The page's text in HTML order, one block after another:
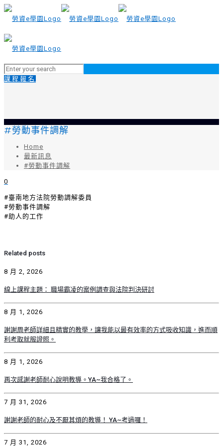
課程報名
#勞動事件調解
Home
最新訊息
#勞動事件調解
0
#臺南地方法院勞動調解委員
#勞動事件調解
#助人的工作
Related posts
8 月 2, 2026
線上課程主題： 職場霸凌的案例調查與法院判決研討
8 月 1, 2026
謝謝周老師詳細且精實的教學，讓我能以最有效率的方式吸收知識，進而順
利考取就服證照。
8 月 1, 2026
再次感謝老師耐心說明教導。YA~我合格了。
7 月 31, 2026
謝謝老師的耐心及不厭其煩的教導！ YA~考過囉！
7 月 31, 2026